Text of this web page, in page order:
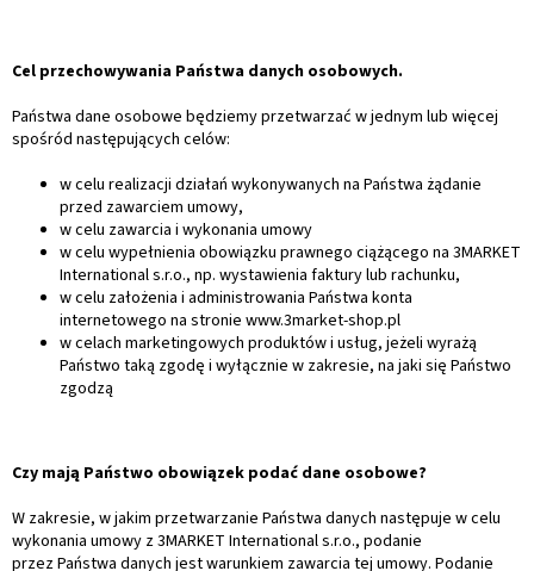
Cel przechowywania Państwa danych osobowych.
Państwa dane osobowe będziemy przetwarzać w jednym lub więcej
spośród następujących celów:
w celu realizacji działań wykonywanych na Państwa żądanie
przed zawarciem umowy,
w celu zawarcia i wykonania umowy
w celu wypełnienia obowiązku prawnego ciążącego na 3MARKET
International s.r.o., np. wystawienia faktury lub rachunku,
w celu założenia i administrowania Państwa konta
internetowego na stronie www.3market-shop.pl
w celach marketingowych produktów i usług, jeżeli wyrażą
Państwo taką zgodę i wyłącznie w zakresie, na jaki się Państwo
zgodzą
Czy mają Państwo obowiązek podać dane osobowe?
W zakresie, w jakim przetwarzanie Państwa danych następuje w celu
wykonania umowy z 3MARKET International s.r.o., podanie
przez Państwa danych jest warunkiem zawarcia tej umowy. Podanie